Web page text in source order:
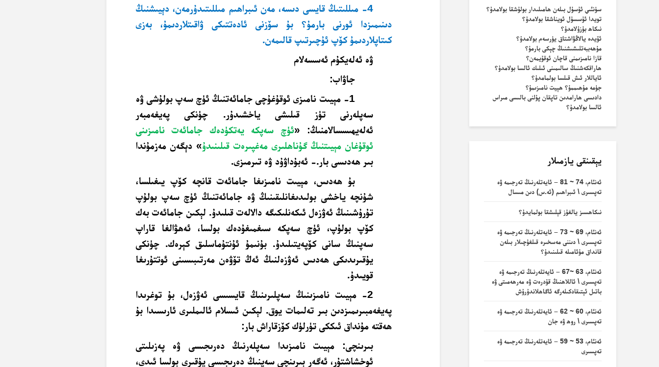
4- مىللىتىڭ قايسى دىسە، مەن ئىبراھىم مىللىتىدۇرمەن، دېيىشنىڭ
دىنىمىزدا ئورنى بارمۇ؟ بۇ سۆزنى ئادەتتىكى ۋاقىتلاردىمۇ، بەزى
كىتاپلاردىمۇ كۆپ ئۇچىرتىپ قالىمەن.
ۋە ئەلەيكۇم ئەسسەلام
جاۋاب:
1- مېيىت نامىزى ئوقۇغۇچى جامائەتنىڭ ئۈچ سەپ بولۇشى ۋە
سەپلەرنى تۈز قىلىشى ياخشىدۇر. چۈنكى پەيغەمبەر
ئەلەيھىسسالامنىڭ: «ئۈچ سەپكە يەتكۈدەك جامائەت نامىزىنى
ئوقۇغان مېيىتنىڭ گۇناھلىرى مەغپىرەت قىلىنىدۇ» دېگەن مەزمۇندا
بىر ھەدىسى بار.- ئەبۇداۋۇد ۋە تىرمىزى.
بۇ ھەدىس، مېيىت نامىزىغا جامائەت قانچە كۆپ يىغىلسا،
شۇنچە ياخشى بولىدىغانلىقىنىڭ ۋە جامائەتنىڭ ئۈچ سەپ بولۇپ
تۇرۇشىنىڭ ئەۋزەل ئىكەنلىكىگە دالالەت قىلىدۇ. لېكىن جامائەت بەك
كۆپ بولۇپ، ئۈچ سەپكە سىغمىغۇدەك بولسا، ئەھۋالغا قاراپ
سەپنىڭ سانى كۆپەيتىلىدۇ. بۇنىمۇ ئۇنتۇماسلىق كېرەك. چۈنكى
يۇقىرىدىكى ھەدىس ئەۋزەلنىڭ ئەڭ تۆۋەن مەرتىبىسىنى ئوتتۇرىغا
قويىدۇ.
2- مېيىت نامىزىنىڭ سەپلىرىنىڭ قايسىسى ئەۋزەل، بۇ توغرىدا
پەيغەمبىرىمىزدىن بىر تەلىمات يوق. لېكىن ئىسلام ئالىملىرى ئارىسىدا بۇ
ھەقتە مۇنداق ئىككى تۈرلۈك كۆزقاراش بار:
بىرىنچى: مېيىت نامىزىدا سەپلەرنىڭ دەرىجىسى ۋە پەزىلىتى
ئوخشاشتۇر، ئەگەر بىرىنچى سەپنىڭ دەرىجىسى يۇقىرى بولسا ئىدى،
سۈنئىي ئۇسۇل بىلەن ھامىلىدار بولۇشقا بولامدۇ؟
تويدا ئۇسسۇل ئويناشقا بولامدۇ؟
نىكاھ بۇزۇلامدۇ؟
ئۆيدە يالاڭۋاشتاق يۈرسەم بولامدۇ؟
مۇھەببەتلىشىشنىڭ چېكى بارمۇ؟
قازا نامىزىمنى قاچان ئوقۇيمەن؟
ھاراقكەشنىڭ سالىمىنى ئىلىك ئالسا بولامدۇ؟
ئاياللار ئىش قىلسا بولمامدۇ؟
جۈمە مۇھىممۇ؟ ھېيت نامىزىمۇ؟
دادىسى ھارامدىن تاپقان پۇلنى بالىسى مىراس
ئالسا بولامدۇ؟
يېقىنقى يازمىلار
ئەنئام، 74 ~ 81 – ئايەتلەرنىڭ تەرجىمە ۋە
تەپسىرى \ ئىبراھىم (ئە.س) دىن مىسال
نىكاھسىز يالغۇز قېلىشقا بولمايدۇ؟
ئەنئام، 69 ~ 73 – ئايەتلەرنىڭ تەرجىمە ۋە
تەپسىرى \ دىننى مەسخىرە قىلغۇچىلار بىلەن
قانداق مۇئامىلە قىلىنىدۇ؟
ئەنئام، 63 ~67 – ئايەتلەرنىڭ تەرجىمە ۋە
تەپسىرى \ ئاللاھنىڭ قۇدرەت ۋە مەرھەمىتى ۋە
باتىل ئېتىقادكىلەرگە ئاگاھلاندۇرۇش
ئەنئام، 60 ~ 62 – ئايەتلەرنىڭ تەرجىمە ۋە
تەپسىرى \ روھ ۋە جان
ئەنئام، 53 ~ 59 – ئايەتلەرنىڭ تەرجىمە ۋە
تەپسىرى